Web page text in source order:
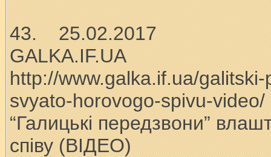
43. 25.02.2017
GALKA.IF.UA
http://www.galka.if.ua/
svyato-horovogo-spivu-video/
“Галицькі передзвони”
співу (ВІДЕО)